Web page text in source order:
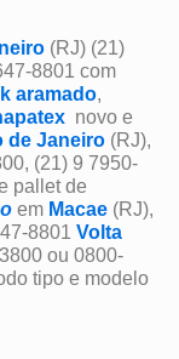
(RJ) (21)
8801 com
aramado,
novo e
de Janeiro (RJ),
(21) 9 7950-
pallet de
em Macae (RJ),
8801 Volta
ou 0800-
tipo e modelo